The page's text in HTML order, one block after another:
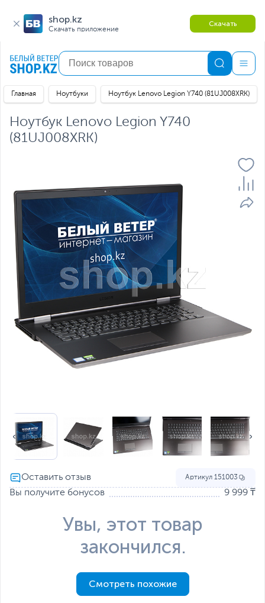
shop.kz
Скачать приложение
Скачать
Главная Ноутбуки Ноутбук Lenovo Legion Y740 (81UJ008XRK)
Ноутбук Lenovo Legion Y740
(81UJ008XRK)
Артикул 151003
Вы получите бонусов 9 999 ₸
Увы, этот товар
закончился.
Смотреть похожие